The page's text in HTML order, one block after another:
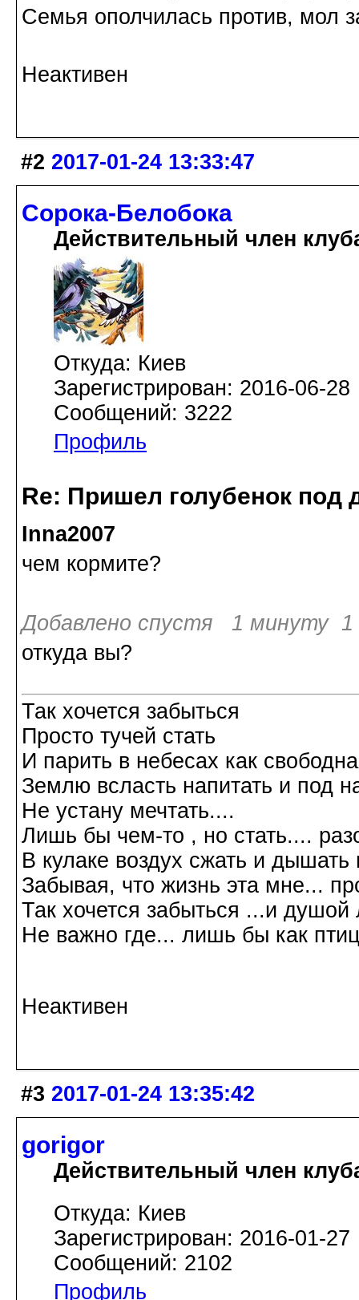
Семья ополчилась против, мол
Неактивен
#2 2017-01-24 13:33:47
Сорока-Белобока
Действительный член
Откуда: Киев
Зарегистрирован: 2016-06-28
Сообщений: 3222
Профиль
Re: Пришел голубенок под
Inna2007
чем кормите?
Добавлено спустя 1 минуту 1
откуда вы?
Так хочется забыться
Просто тучей стать
И парить в небесах как
Землю всласть напитать и под
Не устану мечтать....
Лишь бы чем-то , но стать....
В кулаке воздух сжать и
Забывая, что жизнь эта мне...
Так хочется забыться ...и душой
Не важно где... лишь бы как
Неактивен
#3 2017-01-24 13:35:42
gorigor
Действительный член
Откуда: Киев
Зарегистрирован: 2016-01-27
Сообщений: 2102
Профиль